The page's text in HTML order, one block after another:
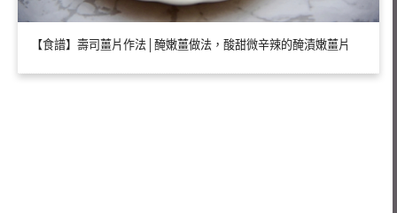
【食譜】壽司薑片作法│醃嫩薑做法，酸甜微辛辣的醃漬嫩薑片